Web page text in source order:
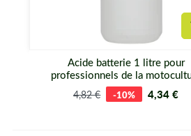
Acide batterie 1 litre pour
professionnels de la
4,82 € -10% 4,34 €